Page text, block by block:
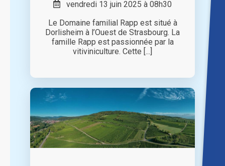
vendredi 13 juin 2025 à 08h30
Le Domaine familial Rapp est situé à
Dorlisheim à l’Ouest de Strasbourg. La
famille Rapp est passionnée par la
vitiviniculture. Cette [...]